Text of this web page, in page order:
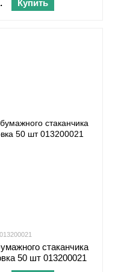
Купить
стаканчика
50 шт 013200021